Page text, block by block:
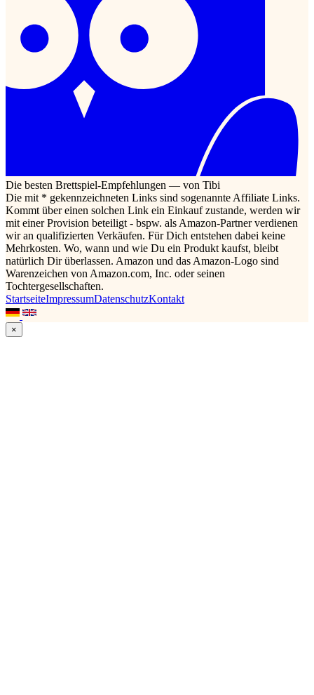
Die besten Brettspiel-Empfehlungen — von Tibi
Die mit * gekennzeichneten Links sind sogenannte Affiliate Links.
Kommt über einen solchen Link ein Einkauf zustande, werden wir
mit einer Provision beteiligt - bspw. als Amazon-Partner verdienen
wir an qualifizierten Verkäufen. Für Dich entstehen dabei keine
Mehrkosten. Wo, wann und wie Du ein Produkt kaufst, bleibt
natürlich Dir überlassen. Amazon und das Amazon-Logo sind
Warenzeichen von Amazon.com, Inc. oder seinen
Tochtergesellschaften.
StartseiteImpressumDatenschutzKontakt
×